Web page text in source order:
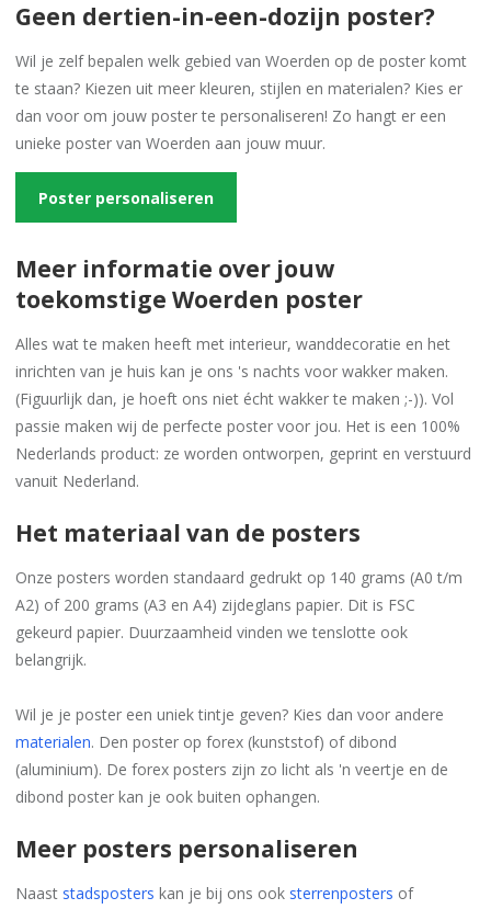
Geen dertien-in-een-dozijn poster?
Wil je zelf bepalen welk gebied van Woerden op de poster komt
te staan? Kiezen uit meer kleuren, stijlen en materialen? Kies er
dan voor om jouw poster te personaliseren! Zo hangt er een
unieke poster van Woerden aan jouw muur.
Poster personaliseren
Meer informatie over jouw
toekomstige Woerden poster
Alles wat te maken heeft met interieur, wanddecoratie en het
inrichten van je huis kan je ons 's nachts voor wakker maken.
(Figuurlijk dan, je hoeft ons niet écht wakker te maken ;-)). Vol
passie maken wij de perfecte poster voor jou. Het is een 100%
Nederlands product: ze worden ontworpen, geprint en verstuurd
vanuit Nederland.
Het materiaal van de posters
Onze posters worden standaard gedrukt op 140 grams (A0 t/m
A2) of 200 grams (A3 en A4) zijdeglans papier. Dit is FSC
gekeurd papier. Duurzaamheid vinden we tenslotte ook
belangrijk.
Wil je je poster een uniek tintje geven? Kies dan voor andere
materialen. Den poster op forex (kunststof) of dibond
(aluminium). De forex posters zijn zo licht als 'n veertje en de
dibond poster kan je ook buiten ophangen.
Meer posters personaliseren
Naast stadsposters kan je bij ons ook sterrenposters of